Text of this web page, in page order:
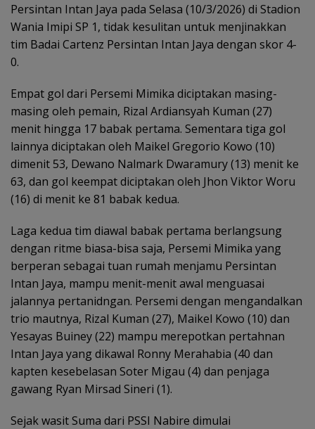
Persintan Intan Jaya pada Selasa (10/3/2026) di Stadion
Wania Imipi SP 1, tidak kesulitan untuk menjinakkan
tim Badai Cartenz Persintan Intan Jaya dengan skor 4-
0.
Empat gol dari Persemi Mimika diciptakan masing-
masing oleh pemain, Rizal Ardiansyah Kuman (27)
menit hingga 17 babak pertama. Sementara tiga gol
lainnya diciptakan oleh Maikel Gregorio Kowo (10)
dimenit 53, Dewano Nalmark Dwaramury (13) menit ke
63, dan gol keempat diciptakan oleh Jhon Viktor Woru
(16) di menit ke 81 babak kedua.
Laga kedua tim diawal babak pertama berlangsung
dengan ritme biasa-bisa saja, Persemi Mimika yang
berperan sebagai tuan rumah menjamu Persintan
Intan Jaya, mampu menit-menit awal menguasai
jalannya pertanidngan. Persemi dengan mengandalkan
trio mautnya, Rizal Kuman (27), Maikel Kowo (10) dan
Yesayas Buiney (22) mampu merepotkan pertahnan
Intan Jaya yang dikawal Ronny Merahabia (40 dan
kapten kesebelasan Soter Migau (4) dan penjaga
gawang Ryan Mirsad Sineri (1).
Sejak wasit Suma dari PSSI Nabire dimulai